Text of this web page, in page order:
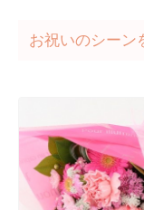
お祝いのシーン